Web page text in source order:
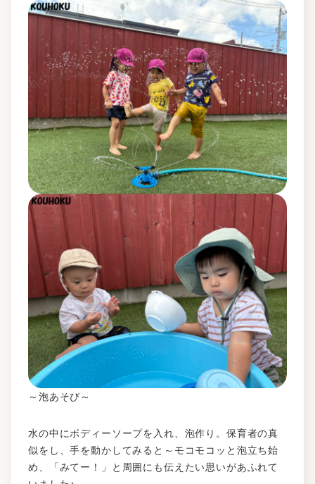
～泡あそび～
水の中にボディーソープを入れ、泡作り。保育者の真
似をし、手を動かしてみると～モコモコッと泡立ち始
め、「みてー！」と周囲にも伝えたい思いがあふれて